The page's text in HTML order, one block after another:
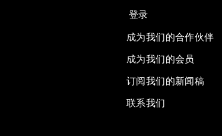
登录
成为我们的合作伙伴
成为我们的会员
订阅我们的新闻稿
联系我们